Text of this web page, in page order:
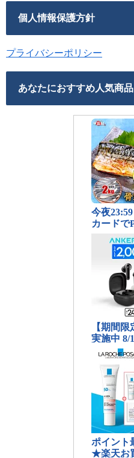
個人情報保護方針
プライバシーポリシー
あなたにおすすめ人気商品